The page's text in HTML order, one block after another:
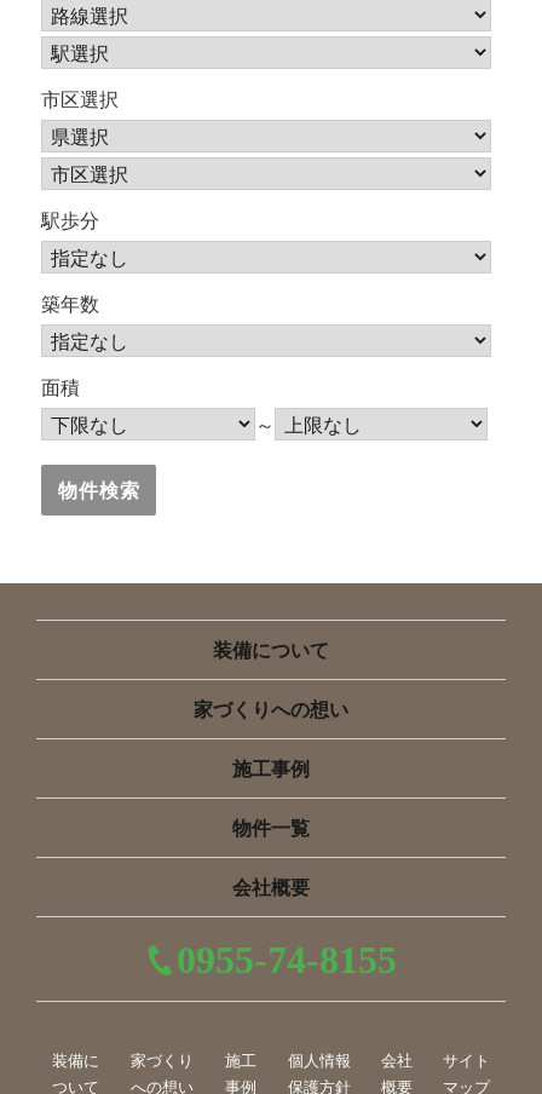
市区選択
駅歩分
築年数
面積
～
装備について
家づくりへの想い
施工事例
物件一覧
会社概要
0955-74-8155
装備に
ついて
家づくり
への想い
施工
事例
個人情報
保護方針
会社
概要
サイト
マップ